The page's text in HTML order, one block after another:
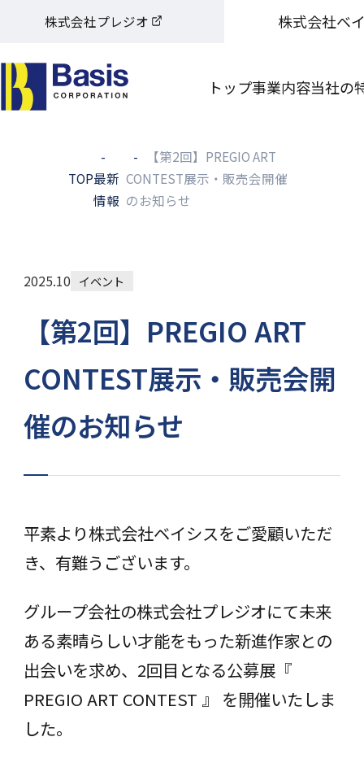
株式会社プレジオ 株式会社ベ
トップ事業内容当社の
TOP最新
情報
【第2回】PREGIO ART
CONTEST展示・販売会開催
のお知らせ
2025.10 イベント
【第2回】PREGIO ART
CONTEST展示・販売会開
催のお知らせ
平素より株式会社ベイシスをご愛顧いただ
き、有難うございます。
グループ会社の株式会社プレジオにて未来
ある素晴らしい才能をもった新進作家との
出会いを求め、2回目となる公募展『
PREGIO ART CONTEST 』 を開催いたしま
した。